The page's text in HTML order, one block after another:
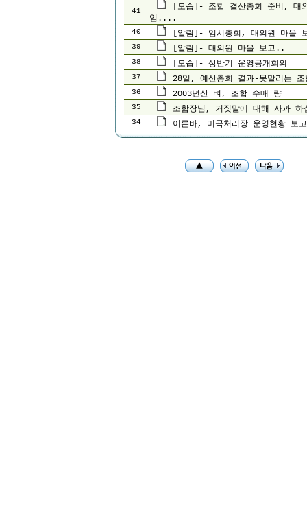
41
[모습]- 조합 결산총회 준비, 대
임....
40 [알림]- 임시총회, 대의원 마을
39 [알림]- 대의원 마을 보고..
38 [모습]- 상반기 운영공개회의
37 28일, 예산총회 결과-못말리는
36 2003년산 벼, 조합 수매 량
35 조합장님, 거짓말에 대해 사과
34 이른바, 미곡처리장 운영현황 보